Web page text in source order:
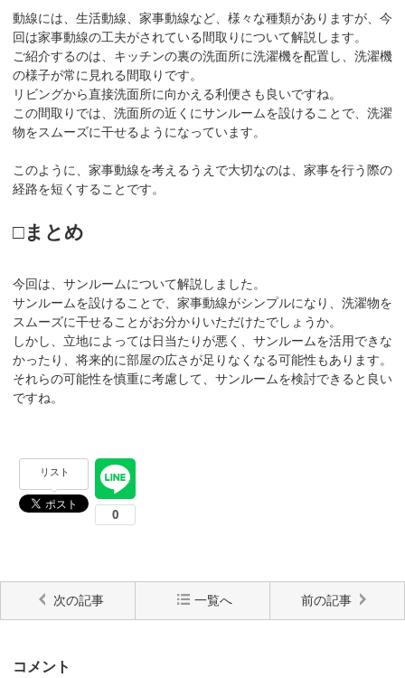
動線には、生活動線、家事動線など、様々な種類がありますが、今
回は家事動線の工夫がされている間取りについて解説します。
ご紹介するのは、キッチンの裏の洗面所に洗濯機を配置し、洗濯機
の様子が常に見れる間取りです。
リビングから直接洗面所に向かえる利便さも良いですね。
この間取りでは、洗面所の近くにサンルームを設けることで、洗濯
物をスムーズに干せるようになっています。
このように、家事動線を考えるうえで大切なのは、家事を行う際の
経路を短くすることです。
□まとめ
今回は、サンルームについて解説しました。
サンルームを設けることで、家事動線がシンプルになり、洗濯物を
スムーズに干せることがお分かりいただけたでしょうか。
しかし、立地によっては日当たりが悪く、サンルームを活用できな
かったり、将来的に部屋の広さが足りなくなる可能性もあります。
それらの可能性を慎重に考慮して、サンルームを検討できると良い
ですね。
リスト
次の記事 一覧へ 前の記事
コメント